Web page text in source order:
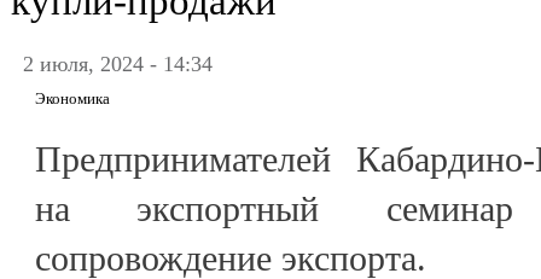
2 июля, 2024 - 14:34
Экономика
Предпринимателей
на экспортный семинар
сопровождение экспорта.